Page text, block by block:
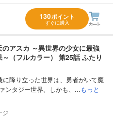
130ポイント
すぐに購入
のアスカ ～異世界の少女に最強
（フルカラー） 第25話 ふたり
に降り立った世界は、勇者がいて魔
ンタジー世界。しかも、...もっと